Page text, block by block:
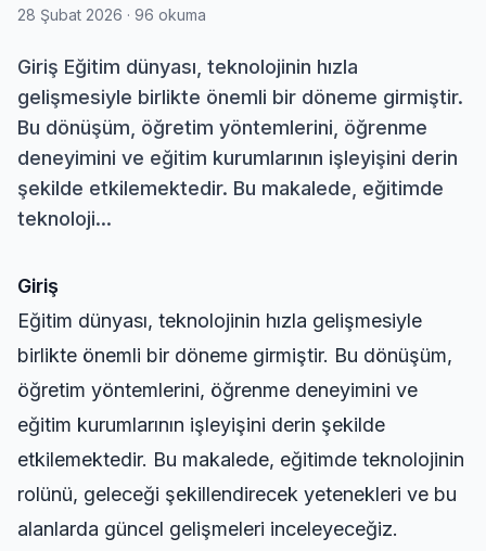
28 Şubat 2026 · 96 okuma
Giriş Eğitim dünyası, teknolojinin hızla
gelişmesiyle birlikte önemli bir döneme girmiştir.
Bu dönüşüm, öğretim yöntemlerini, öğrenme
deneyimini ve eğitim kurumlarının işleyişini derin
şekilde etkilemektedir. Bu makalede, eğitimde
teknoloji...
Giriş
Eğitim dünyası, teknolojinin hızla gelişmesiyle
birlikte önemli bir döneme girmiştir. Bu dönüşüm,
öğretim yöntemlerini, öğrenme deneyimini ve
eğitim kurumlarının işleyişini derin şekilde
etkilemektedir. Bu makalede, eğitimde teknolojinin
rolünü, geleceği şekillendirecek yetenekleri ve bu
alanlarda güncel gelişmeleri inceleyeceğiz.